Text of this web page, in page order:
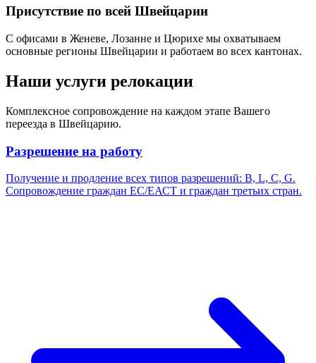
Присутствие по всей Швейцарии
С офисами в Женеве, Лозанне и Цюрихе мы охватываем
основные регионы Швейцарии и работаем во всех кантонах.
Наши услуги релокации
Комплексное сопровождение на каждом этапе Вашего
переезда в Швейцарию.
Разрешение на работу
Получение и продление всех типов разрешений: B, L, C, G.
Сопровождение граждан ЕС/ЕАСТ и граждан третьих стран.